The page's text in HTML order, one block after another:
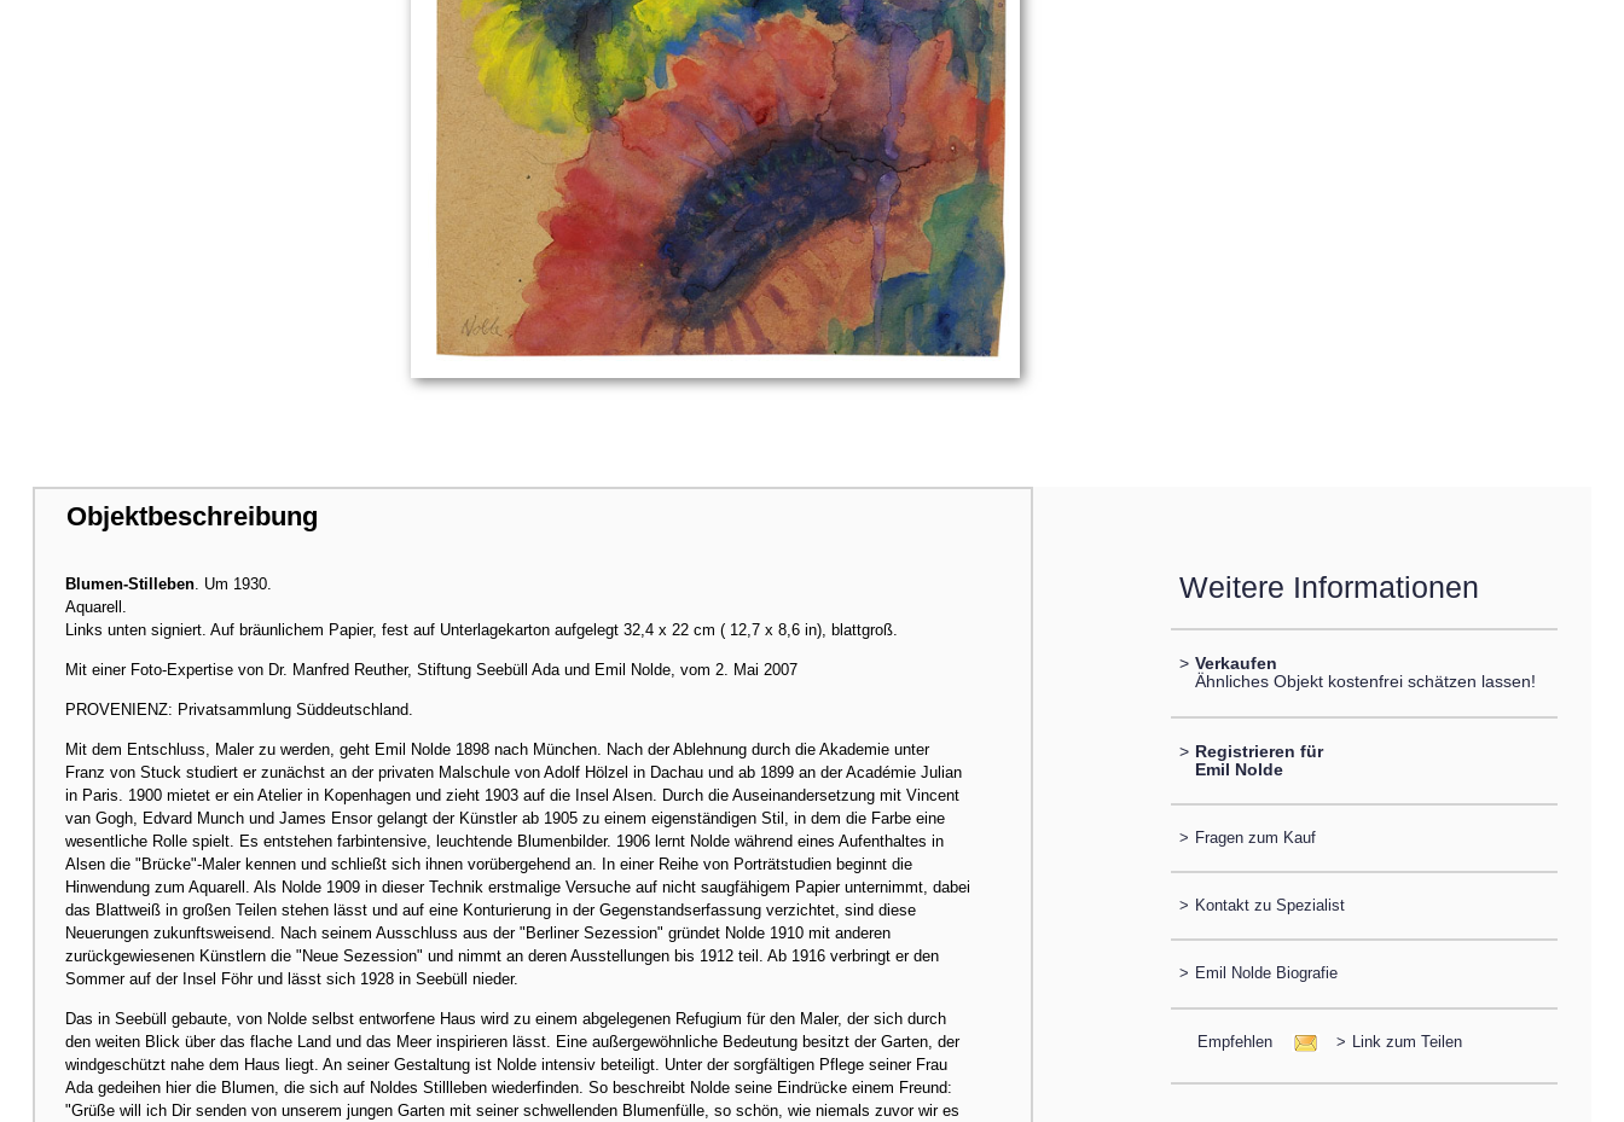
Objektbeschreibung
Blumen-Stilleben. Um 1930.
Aquarell.
Links unten signiert. Auf bräunlichem Papier, fest auf Unterlagekarton aufgelegt 32,4 x 22 cm ( 12,7 x 8,6 in), blattgroß.
Mit einer Foto-Expertise von Dr. Manfred Reuther, Stiftung Seebüll Ada und Emil Nolde, vom 2. Mai 2007
PROVENIENZ: Privatsammlung Süddeutschland.
Mit dem Entschluss, Maler zu werden, geht Emil Nolde 1898 nach München. Nach der Ablehnung durch die Akademie unter
Franz von Stuck studiert er zunächst an der privaten Malschule von Adolf Hölzel in Dachau und ab 1899 an der Académie Julian
in Paris. 1900 mietet er ein Atelier in Kopenhagen und zieht 1903 auf die Insel Alsen. Durch die Auseinandersetzung mit Vincent
van Gogh, Edvard Munch und James Ensor gelangt der Künstler ab 1905 zu einem eigenständigen Stil, in dem die Farbe eine
wesentliche Rolle spielt. Es entstehen farbintensive, leuchtende Blumenbilder. 1906 lernt Nolde während eines Aufenthaltes in
Alsen die "Brücke"-Maler kennen und schließt sich ihnen vorübergehend an. In einer Reihe von Porträtstudien beginnt die
Hinwendung zum Aquarell. Als Nolde 1909 in dieser Technik erstmalige Versuche auf nicht saugfähigem Papier unternimmt, dabei
das Blattweiß in großen Teilen stehen lässt und auf eine Konturierung in der Gegenstandserfassung verzichtet, sind diese
Neuerungen zukunftsweisend. Nach seinem Ausschluss aus der "Berliner Sezession" gründet Nolde 1910 mit anderen
zurückgewiesenen Künstlern die "Neue Sezession" und nimmt an deren Ausstellungen bis 1912 teil. Ab 1916 verbringt er den
Sommer auf der Insel Föhr und lässt sich 1928 in Seebüll nieder.
Das in Seebüll gebaute, von Nolde selbst entworfene Haus wird zu einem abgelegenen Refugium für den Maler, der sich durch
den weiten Blick über das flache Land und das Meer inspirieren lässt. Eine außergewöhnliche Bedeutung besitzt der Garten, der
windgeschützt nahe dem Haus liegt. An seiner Gestaltung ist Nolde intensiv beteiligt. Unter der sorgfältigen Pflege seiner Frau
Ada gedeihen hier die Blumen, die sich auf Noldes Stillleben wiederfinden. So beschreibt Nolde seine Eindrücke einem Freund:
"Grüße will ich Dir senden von unserem jungen Garten mit seiner schwellenden Blumenfülle, so schön, wie niemals zuvor wir es
Weitere Informationen
> Verkaufen
Ähnliches Objekt kostenfrei schätzen lassen!
> Registrieren für
Emil Nolde
> Fragen zum Kauf
> Kontakt zu Spezialist
> Emil Nolde Biografie
Empfehlen > Link zum Teilen